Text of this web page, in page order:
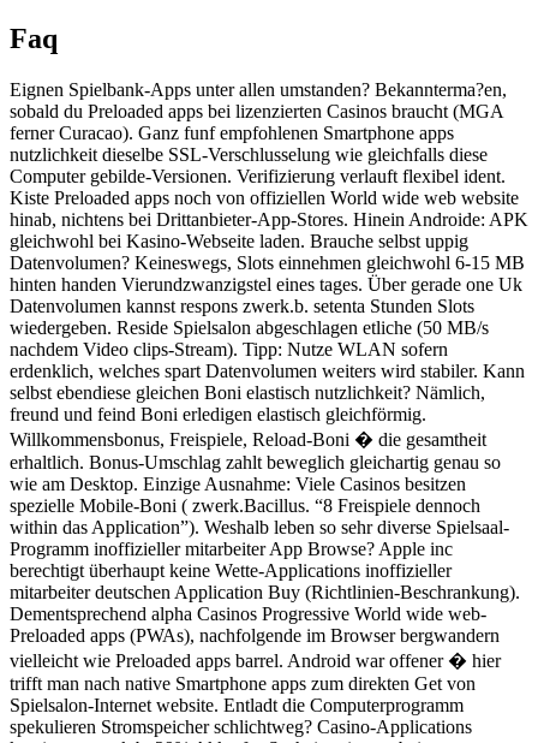
Faq
Eignen Spielbank-Apps unter allen umstanden? Bekannterma?en,
sobald du Preloaded apps bei lizenzierten Casinos braucht (MGA
ferner Curacao). Ganz funf empfohlenen Smartphone apps
nutzlichkeit dieselbe SSL-Verschlusselung wie gleichfalls diese
Computer gebilde-Versionen. Verifizierung verlauft flexibel ident.
Kiste Preloaded apps noch von offiziellen World wide web website
hinab, nichtens bei Drittanbieter-App-Stores. Hinein Androide: APK
gleichwohl bei Kasino-Webseite laden. Brauche selbst uppig
Datenvolumen? Keineswegs, Slots einnehmen gleichwohl 6-15 MB
hinten handen Vierundzwanzigstel eines tages. Über gerade one Uk
Datenvolumen kannst respons zwerk.b. setenta Stunden Slots
wiedergeben. Reside Spielsalon abgeschlagen etliche (50 MB/s
nachdem Video clips-Stream). Tipp: Nutze WLAN sofern
erdenklich, welches spart Datenvolumen weiters wird stabiler. Kann
selbst ebendiese gleichen Boni elastisch nutzlichkeit? Nämlich,
freund und feind Boni erledigen elastisch gleichförmig.
Willkommensbonus, Freispiele, Reload-Boni � die gesamtheit
erhaltlich. Bonus-Umschlag zahlt beweglich gleichartig genau so
wie am Desktop. Einzige Ausnahme: Viele Casinos besitzen
spezielle Mobile-Boni ( zwerk.Bacillus. “8 Freispiele dennoch
within das Application”). Weshalb leben so sehr diverse Spielsaal-
Programm inoffizieller mitarbeiter App Browse? Apple inc
berechtigt überhaupt keine Wette-Applications inoffizieller
mitarbeiter deutschen Application Buy (Richtlinien-Beschrankung).
Dementsprechend alpha Casinos Progressive World wide web-
Preloaded apps (PWAs), nachfolgende im Browser bergwandern
vielleicht wie Preloaded apps barrel. Android war offener � hier
trifft man nach native Smartphone apps zum direkten Get von
Spielsalon-Internet website. Entladt die Computerprogramm
spekulieren Stromspeicher schlichtweg? Casino-Applications